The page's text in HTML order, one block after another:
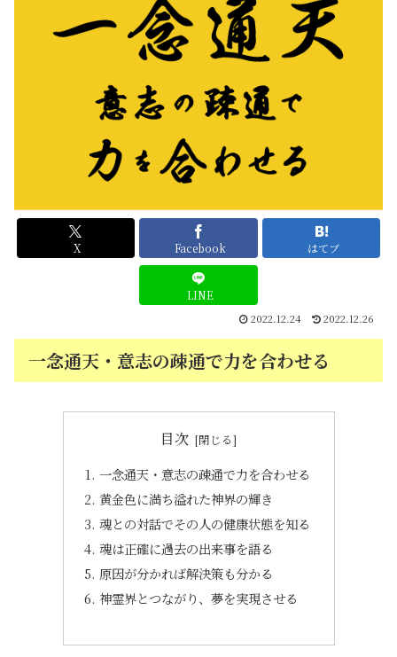
X Facebook はてブ
LINE
2022.12.24 2022.12.26
一念通天・意志の疎通で力を合わせる
目次
一念通天・意志の疎通で力を合わせる
黄金色に満ち溢れた神界の輝き
魂との対話でその人の健康状態を知る
魂は正確に過去の出来事を語る
原因が分かれば解決策も分かる
神霊界とつながり、夢を実現させる